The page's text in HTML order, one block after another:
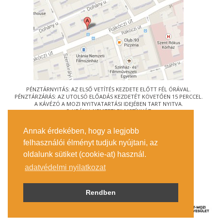
Annak érdekében, hogy a legjobb
felhasználói élményt tudjuk nyújtani, az
oldalunk sütiket (cookie-at) használ.
adatvédelmi nyilatkozat
Rendben
PÉNZTÁRNYITÁS: AZ ELSŐ VETÍTÉS KEZDETE ELŐTT FÉL ÓRÁVAL.
PÉNZTÁRZÁRÁS: AZ UTOLSÓ ELŐADÁS KEZDETÉT KÖVETŐEN 15 PERCCEL.
A KÁVÉZÓ A MOZI NYITVATARTÁSI IDEJÉBEN TART NYITVA.
© URÁNIA NEMZETI FILMSZÍNHÁZ
1088 BUDAPEST, RÁKÓCZI ÚT 21.
MEGKÖZELÍTÉS
JEGYINFORMÁCIÓ
ÍRJON NEKÜNK!
KÖZÉRDEKŰ ADATOK